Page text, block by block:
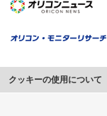
クッキーの使用について
このサイトでは Cookie